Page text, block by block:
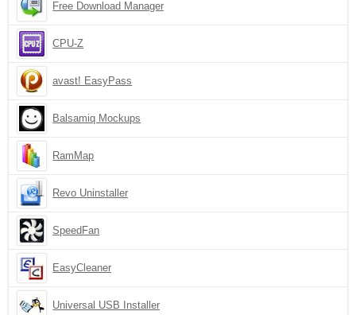
Free Download Manager
CPU-Z
avast! EasyPass
Balsamiq Mockups
RamMap
Revo Uninstaller
SpeedFan
EasyCleaner
Universal USB Installer